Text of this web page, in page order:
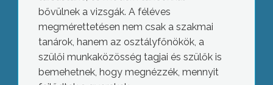
bővülnek a vizsgák. A féléves
megmérettetésen nem csak a szakmai
tanárok, hanem az osztályfőnökök, a
szülői munkaközösség tagjai és szülők is
bemehetnek, hogy megnézzék, mennyit